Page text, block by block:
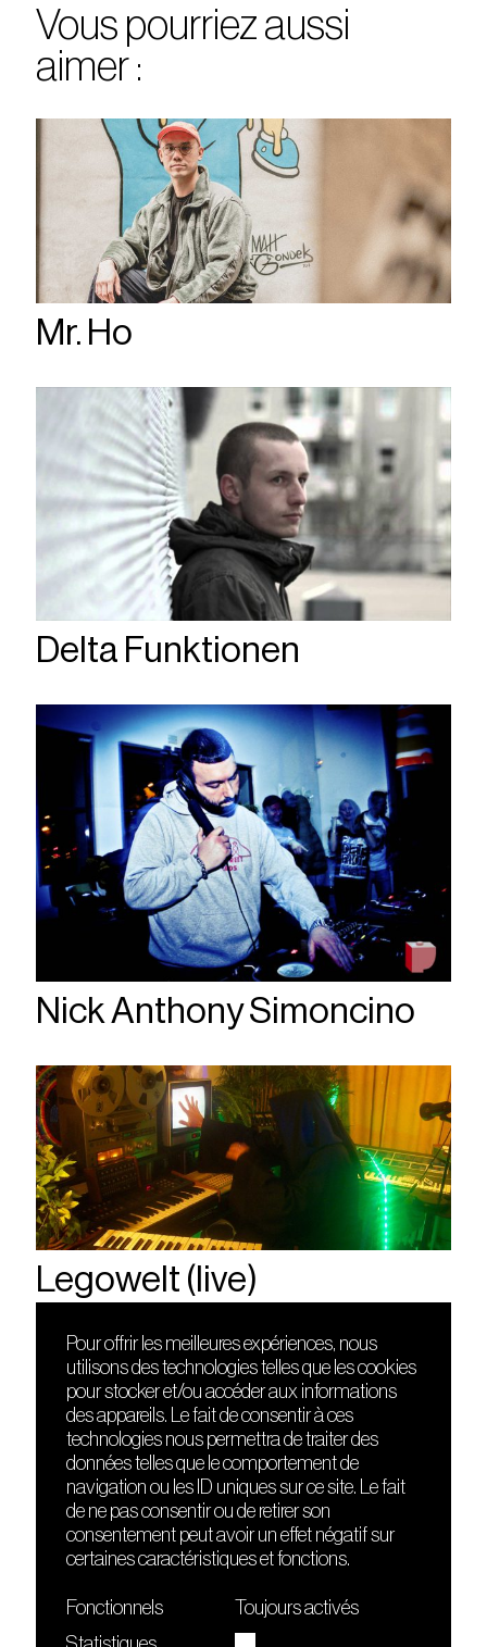
Vous pourriez aussi
aimer :
Mr. Ho
Delta Funktionen
Nick Anthony Simoncino
Legowelt (live)
DÉCOUVRIR
Le lieu
Contact
Presse
Cours de DJing
TMLAB
FRIENDS
Nuits sonores
HEAT
Hôtel71
La Gaîté Lyrique
Pour offrir les meilleures expériences, nous
utilisons des technologies telles que les cookies
pour stocker et/ou accéder aux informations
des appareils. Le fait de consentir à ces
technologies nous permettra de traiter des
données telles que le comportement de
navigation ou les ID uniques sur ce site. Le fait
de ne pas consentir ou de retirer son
consentement peut avoir un effet négatif sur
certaines caractéristiques et fonctions.
Fonctionnels
Toujours activés